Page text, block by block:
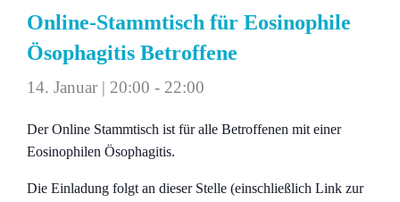
Online-Stammtisch für Eosinophile
Ösophagitis Betroffene
14. Januar | 20:00 - 22:00
Der Online Stammtisch ist für alle Betroffenen mit einer
Eosinophilen Ösophagitis.
Die Einladung folgt an dieser Stelle (einschließlich Link zur